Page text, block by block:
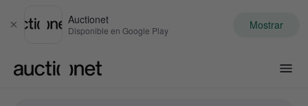
Cerrar
Auctionet
Disponible en Google Play Mostrar